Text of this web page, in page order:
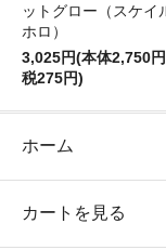
ットグロー（スケイ
ホロ）
3,025円(本体2,750円
税275円)
ホーム
カートを見る